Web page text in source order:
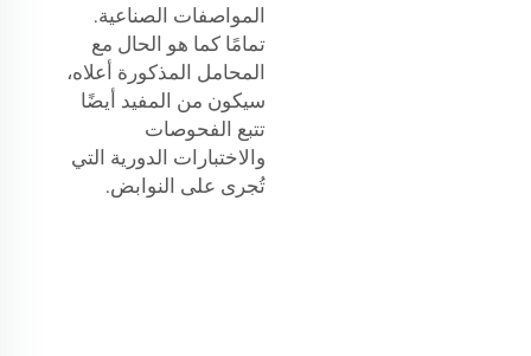
المواصفات الصناعية.
تمامًا كما هو الحال مع
المحامل المذكورة أعلاه،
سيكون من المفيد أيضًا
تتبع الفحوصات
والاختبارات الدورية التي
تُجرى على النوابض.